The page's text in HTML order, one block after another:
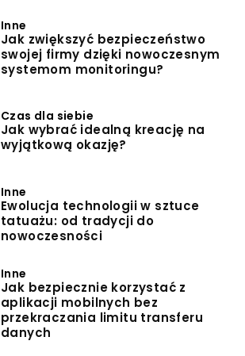
Inne
Jak zwiększyć bezpieczeństwo
swojej firmy dzięki nowoczesnym
systemom monitoringu?
Czas dla siebie
Jak wybrać idealną kreację na
wyjątkową okazję?
Inne
Ewolucja technologii w sztuce
tatuażu: od tradycji do
nowoczesności
Inne
Jak bezpiecznie korzystać z
aplikacji mobilnych bez
przekraczania limitu transferu
danych